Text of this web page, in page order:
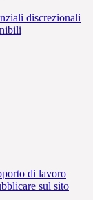
discrezionali
di lavoro
sul sito